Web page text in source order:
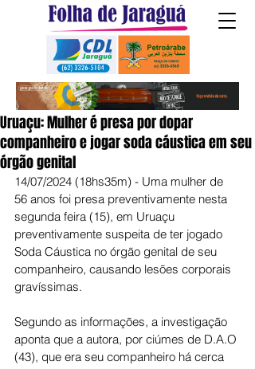
Uruaçu: Mulher é presa por dopar
companheiro e jogar soda cáustica em seu
órgão genital
14/07/2024 (18hs35m) - Uma mulher de
56 anos foi presa preventivamente nesta
segunda feira (15), em Uruaçu
preventivamente suspeita de ter jogado
Soda Cáustica no órgão genital de seu
companheiro, causando lesões corporais
gravíssimas.
Segundo as informações, a investigação
aponta que a autora, por ciúmes de D.A.O
(43), que era seu companheiro há cerca